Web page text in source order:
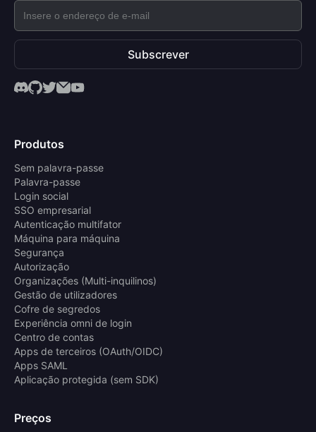
Subscrever
Produtos
Sem palavra-passe
Palavra-passe
Login social
SSO empresarial
Autenticação multifator
Máquina para máquina
Segurança
Autorização
Organizações (Multi-inquilinos)
Gestão de utilizadores
Cofre de segredos
Experiência omni de login
Centro de contas
Apps de terceiros (OAuth/OIDC)
Apps SAML
Aplicação protegida (sem SDK)
Preços